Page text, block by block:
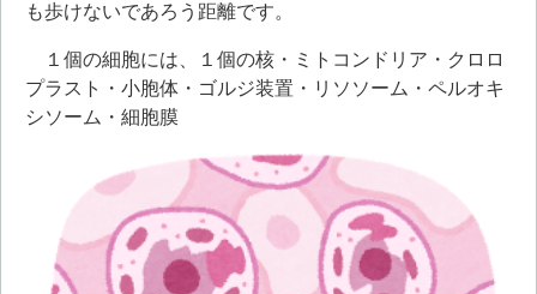
も歩けないであろう距離です。
１個の細胞には、１個の核・ミトコンドリア・クロロ
プラスト・小胞体・ゴルジ装置・リソソーム・ペルオキ
シソーム・細胞膜